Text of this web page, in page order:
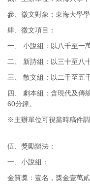
參、徵文對象：東海大學
肆、徵文項目：
一、 小說組：以八千至一
二、 新詩組：以三十至八
三、 散文組：以二千至五
四、 劇本組：含現代及傳
60分鐘。
※主辦單位可視當時稿件調
伍、獎勵辦法：
一、小說組：
金質獎：壹名，獎金壹萬